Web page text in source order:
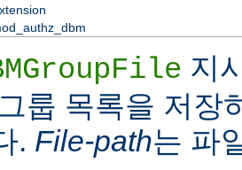
지
룹 목록을 저장
. File-path는 파